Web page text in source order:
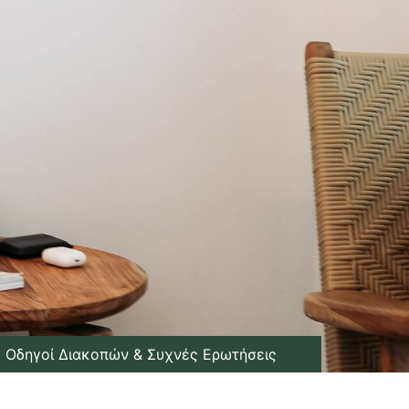
Οδηγοί Διακοπών & Συχνές Ερωτήσεις